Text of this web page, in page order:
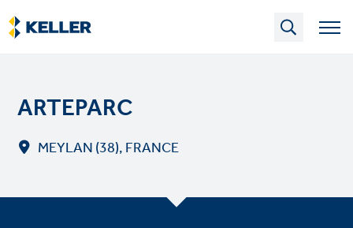
Skip
to
main
ARTEPARC
MEYLAN (38), FRANCE